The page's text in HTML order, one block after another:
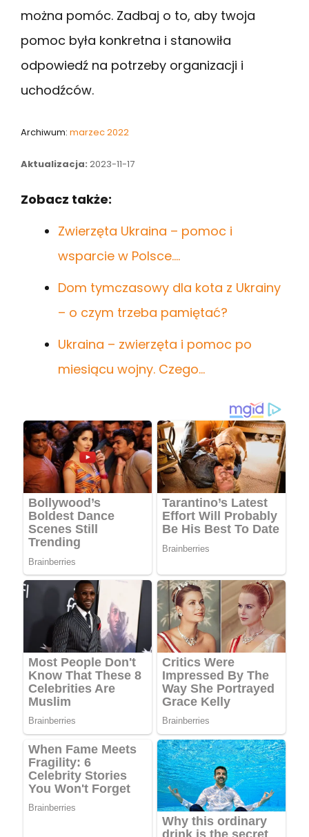
można pomóc. Zadbaj o to, aby twoja
pomoc była konkretna i stanowiła
odpowiedź na potrzeby organizacji i
uchodźców.
Archiwum: marzec 2022
Aktualizacja: 2023-11-17
Zobacz także:
Zwierzęta Ukraina – pomoc i
wsparcie w Polsce.…
Dom tymczasowy dla kota z Ukrainy
– o czym trzeba pamiętać?
Ukraina – zwierzęta i pomoc po
miesiącu wojny. Czego…